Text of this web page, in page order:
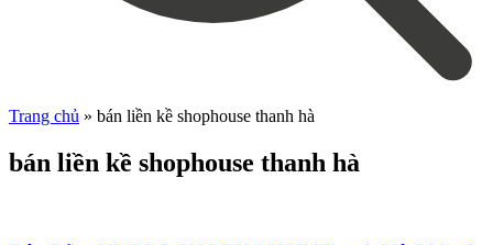
Trang chủ » bán liền kề shophouse thanh hà
bán liền kề shophouse thanh hà